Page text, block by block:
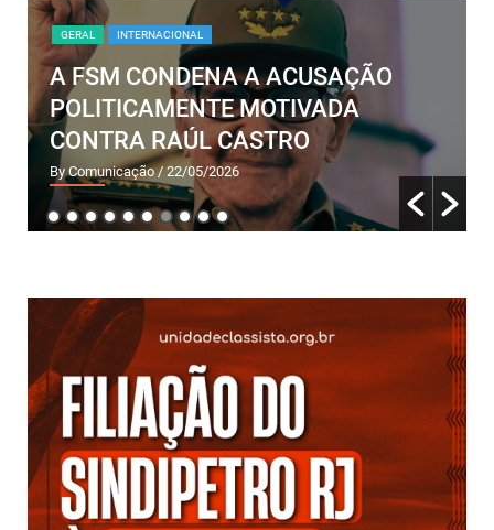
GERAL UNIDADE CLASSISTA PELO BRASIL
PRIMEIRA REUNIÃO DO COMITÊ
BASE DA UC-RJ DE
POPULARES: DE FERRO E FLOR!
By Comunicação / 09/05/2026